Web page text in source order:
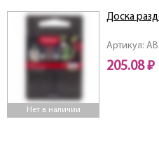
Нет в наличии
Артикул:
Доска
205.08 ₽